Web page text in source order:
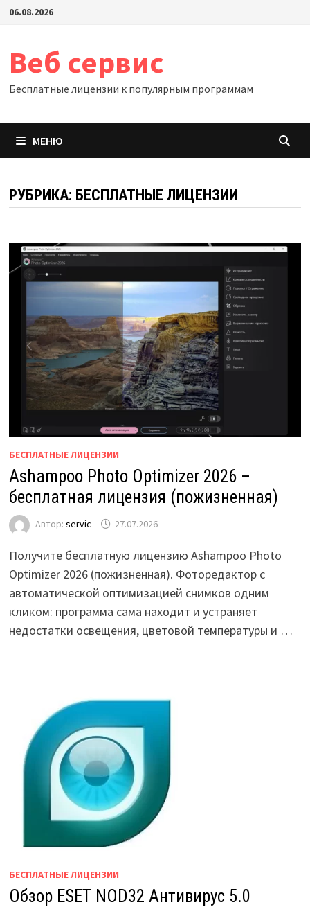
Перейти
содержимому
06.08.2026
Веб сервис
Бесплатные лицензии к популярным программам
МЕНЮ
РУБРИКА: БЕСПЛАТНЫЕ ЛИЦЕНЗИИ
БЕСПЛАТНЫЕ ЛИЦЕНЗИИ
Ashampoo Photo Optimizer 2026 –
бесплатная лицензия (пожизненная)
Автор: servic 27.07.2026
Получите бесплатную лицензию Ashampoo Photo
Optimizer 2026 (пожизненная). Фоторедактор с
автоматической оптимизацией снимков одним
кликом: программа сама находит и устраняет
недостатки освещения, цветовой температуры и …
БЕСПЛАТНЫЕ ЛИЦЕНЗИИ
Обзор ESET NOD32 Антивирус 5.0